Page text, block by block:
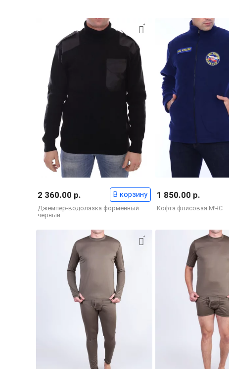
Джемпер-водолазка форменный
чёрный
2 360.00 р. В корзину
Кофта флисовая МЧС
1 850.00 р.